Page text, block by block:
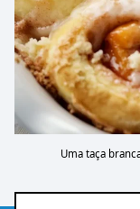
Uma taça